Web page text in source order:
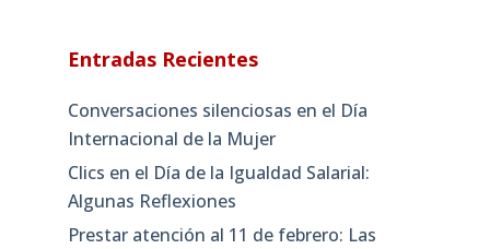
Entradas Recientes
Conversaciones silenciosas en el Día
Internacional de la Mujer
Clics en el Día de la Igualdad Salarial:
Algunas Reflexiones
Prestar atención al 11 de febrero: Las